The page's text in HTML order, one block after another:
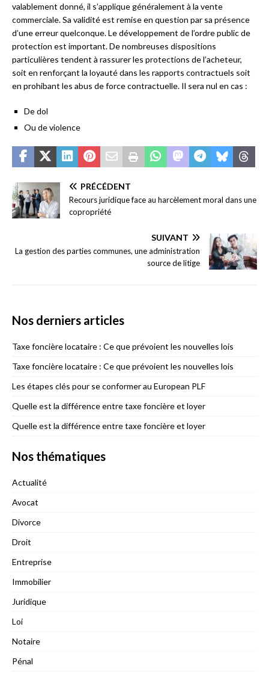
valablement donné, il s’applique généralement à la vente
commerciale. Sa validité est remise en question par sa présence
d’une erreur quelconque. Le développement de l’ordre public de
protection est important. De nombreuses dispositions
particulières tendent à rassurer les protections de l’acheteur,
soit en renforçant la loyauté dans les rapports contractuels soit
en prohibant les abus de force contractuelle. Il sera nul en cas :
De dol
Ou de violence
PRÉCÉDENT
Recours juridique face au harcèlement moral dans une
copropriété
SUIVANT
La gestion des parties communes, une administration
source de litige
Nos derniers articles
Taxe foncière locataire : Ce que prévoient les nouvelles lois
Taxe foncière locataire : Ce que prévoient les nouvelles lois
Les étapes clés pour se conformer au European PLF
Quelle est la différence entre taxe foncière et loyer
Quelle est la différence entre taxe foncière et loyer
Nos thématiques
Actualité
Avocat
Divorce
Droit
Entreprise
Immobilier
Juridique
Loi
Notaire
Pénal